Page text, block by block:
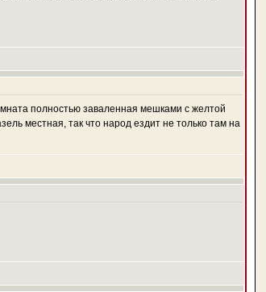
полностью заваленная мешками с желтой
местная, так что народ ездит не только там на